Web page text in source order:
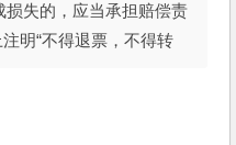
失的，应当承担赔偿责
明“不得退票，不得转